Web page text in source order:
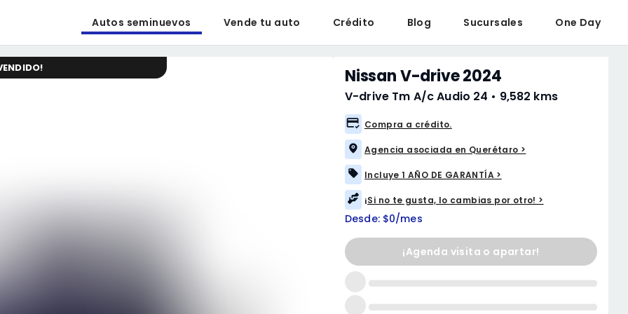
Autos seminuevos Vende tu auto Crédito Blog Sucursales One Day
! Nissan V-drive 2024
V-drive Tm A/c Audio 24 • 9,582 kms
Compra a crédito.
Agencia asociada en Querétaro >
Incluye 1 AÑO DE GARANTÍA >
¡Si no te gusta, lo cambias por otro! >
Desde: $0/mes
¡Agenda visita o apartar!